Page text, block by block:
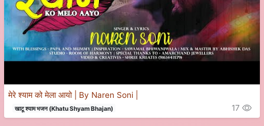
मेरे श्याम को मेला आयो | By Naren Soni |
खाटू श्याम भजन (Khatu Shyam Bhajan) 17